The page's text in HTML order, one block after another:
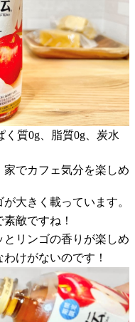
く質0g、脂質0g、炭水
でカフェ気分を楽しめ
大きく載っています。
敵ですね！
リンゴの香りが楽しめ
けがないのです！